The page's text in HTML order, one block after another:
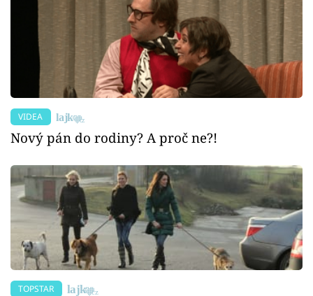
VIDEA
Nový pán do rodiny? A proč ne?!
TOPSTAR